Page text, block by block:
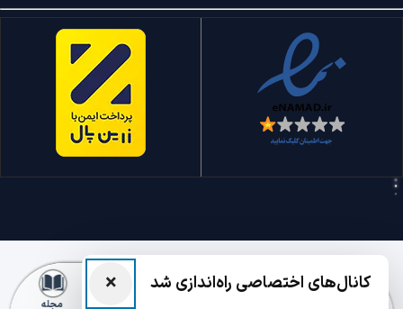
کسب‌وکار مجله
× کانال‌های اختصاصی راه‌اندازی شد